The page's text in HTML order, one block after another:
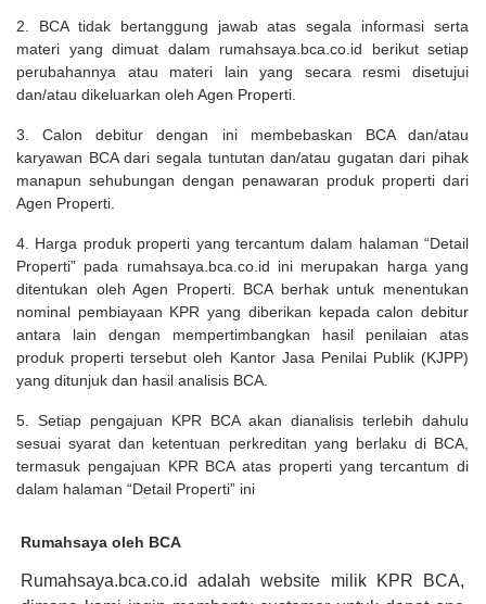
2. BCA tidak bertanggung jawab atas segala informasi serta
materi yang dimuat dalam rumahsaya.bca.co.id berikut setiap
perubahannya atau materi lain yang secara resmi disetujui
dan/atau dikeluarkan oleh Agen Properti.
3. Calon debitur dengan ini membebaskan BCA dan/atau
karyawan BCA dari segala tuntutan dan/atau gugatan dari pihak
manapun sehubungan dengan penawaran produk properti dari
Agen Properti.
4. Harga produk properti yang tercantum dalam halaman “Detail
Properti” pada rumahsaya.bca.co.id ini merupakan harga yang
ditentukan oleh Agen Properti. BCA berhak untuk menentukan
nominal pembiayaan KPR yang diberikan kepada calon debitur
antara lain dengan mempertimbangkan hasil penilaian atas
produk properti tersebut oleh Kantor Jasa Penilai Publik (KJPP)
yang ditunjuk dan hasil analisis BCA.
5. Setiap pengajuan KPR BCA akan dianalisis terlebih dahulu
sesuai syarat dan ketentuan perkreditan yang berlaku di BCA,
termasuk pengajuan KPR BCA atas properti yang tercantum di
dalam halaman “Detail Properti” ini
Rumahsaya oleh BCA
Rumahsaya.bca.co.id adalah website milik KPR BCA,